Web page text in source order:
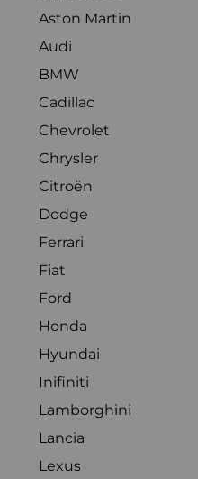
Aston Martin
Audi
BMW
Cadillac
Chevrolet
Chrysler
Citroën
Dodge
Ferrari
Fiat
Ford
Honda
Hyundai
Inifiniti
Lamborghini
Lancia
Lexus